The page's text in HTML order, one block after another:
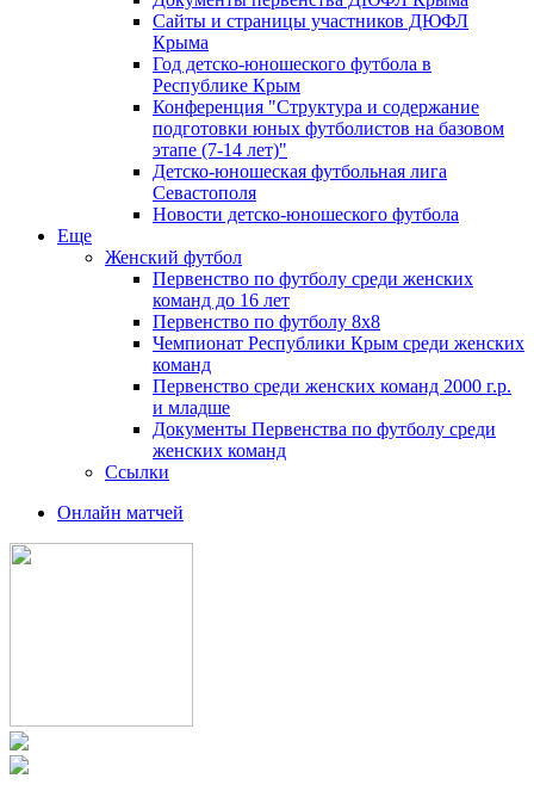
Сайты и страницы участников ДЮФЛ
Крыма
Год детско-юношеского футбола в
Республике Крым
Конференция "Структура и содержание
подготовки юных футболистов на базовом
этапе (7-14 лет)"
Детско-юношеская футбольная лига
Севастополя
Новости детско-юношеского футбола
Еще
Женский футбол
Первенство по футболу среди женских
команд до 16 лет
Первенство по футболу 8х8
Чемпионат Республики Крым среди женских
команд
Первенство среди женских команд 2000 г.р.
и младше
Документы Первенства по футболу среди
женских команд
Ссылки
Онлайн матчей